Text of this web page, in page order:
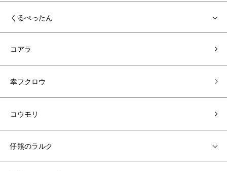
くるぺったん
コアラ
幸フクロウ
コウモリ
仔熊のラルク